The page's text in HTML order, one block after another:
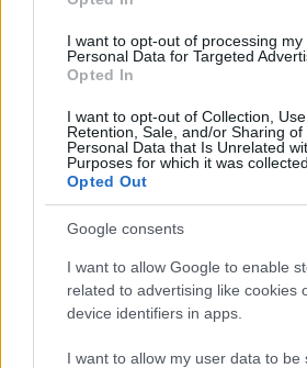
I want to opt-out of processing my
Personal Data for Targeted
Opted In
I want to opt-out of Collection, Use,
Retention, Sale, and/or Sharing of
Personal Data that Is Unrelated
Purposes for which it was collected.
Opted Out
Google consents
I want to allow Google to enable
related to advertising like cookies
device identifiers in apps.
I want to allow my user data to be
kerékpáros is érintett
Rendőrök és a mentők jelenlétére
reggel a szolnoki Ady Endre úton. A
Kék hírek